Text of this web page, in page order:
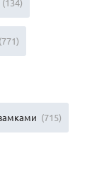
(134)
(771)
(715)